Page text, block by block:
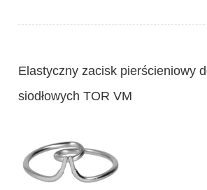
Elastyczny zacisk pierścieniowy
siodłowych TOR VM